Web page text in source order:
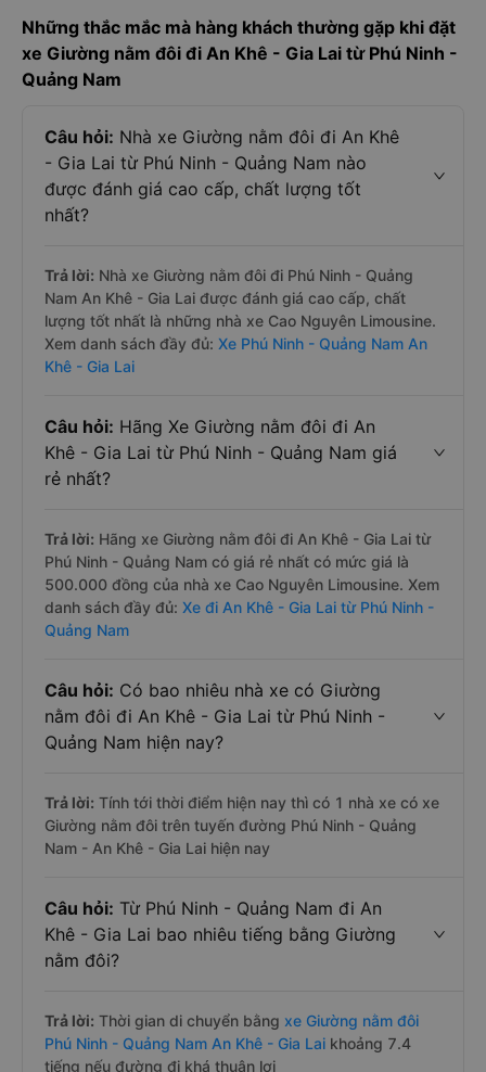
Những thắc mắc mà hàng khách thường gặp khi đặt
xe Giường nằm đôi đi An Khê - Gia Lai từ Phú Ninh -
Quảng Nam
Câu hỏi: Nhà xe Giường nằm đôi đi An Khê
- Gia Lai từ Phú Ninh - Quảng Nam nào
được đánh giá cao cấp, chất lượng tốt
nhất?
Trả lời: Nhà xe Giường nằm đôi đi Phú Ninh - Quảng
Nam An Khê - Gia Lai được đánh giá cao cấp, chất
lượng tốt nhất là những nhà xe Cao Nguyên Limousine.
Xem danh sách đầy đủ: Xe Phú Ninh - Quảng Nam An
Khê - Gia Lai
Câu hỏi: Hãng Xe Giường nằm đôi đi An
Khê - Gia Lai từ Phú Ninh - Quảng Nam giá
rẻ nhất?
Trả lời: Hãng xe Giường nằm đôi đi An Khê - Gia Lai từ
Phú Ninh - Quảng Nam có giá rẻ nhất có mức giá là
500.000 đồng của nhà xe Cao Nguyên Limousine. Xem
danh sách đầy đủ: Xe đi An Khê - Gia Lai từ Phú Ninh -
Quảng Nam
Câu hỏi: Có bao nhiêu nhà xe có Giường
nằm đôi đi An Khê - Gia Lai từ Phú Ninh -
Quảng Nam hiện nay?
Trả lời: Tính tới thời điểm hiện nay thì có 1 nhà xe có xe
Giường nằm đôi trên tuyến đường Phú Ninh - Quảng
Nam - An Khê - Gia Lai hiện nay
Câu hỏi: Từ Phú Ninh - Quảng Nam đi An
Khê - Gia Lai bao nhiêu tiếng bằng Giường
nằm đôi?
Trả lời: Thời gian di chuyển bằng xe Giường nằm đôi
Phú Ninh - Quảng Nam An Khê - Gia Lai khoảng 7.4
tiếng nếu đường đi khá thuận lợi